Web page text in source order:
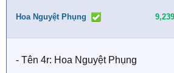
i
n
:
Hoa Nguyệt Phụng 9,239
- Tên 4r: Hoa Nguyệt Phụng